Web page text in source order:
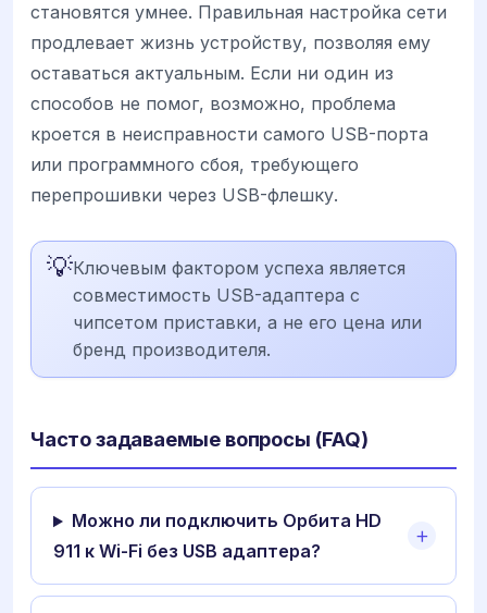
становятся умнее. Правильная настройка сети
продлевает жизнь устройству, позволяя ему
оставаться актуальным. Если ни один из
способов не помог, возможно, проблема
кроется в неисправности самого USB-порта
или программного сбоя, требующего
перепрошивки через USB-флешку.
💡Ключевым фактором успеха является
совместимость USB-адаптера с
чипсетом приставки, а не его цена или
бренд производителя.
Часто задаваемые вопросы (FAQ)
Можно ли подключить Орбита HD
911 к Wi-Fi без USB адаптера?